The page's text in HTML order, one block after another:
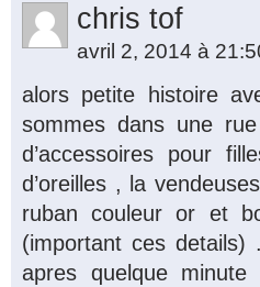
chris tof
avril 2, 2014 à
alors petite histoire
sommes dans une
d’accessoires pour
d’oreilles , la
ruban couleur or et
(important ces
apres quelque